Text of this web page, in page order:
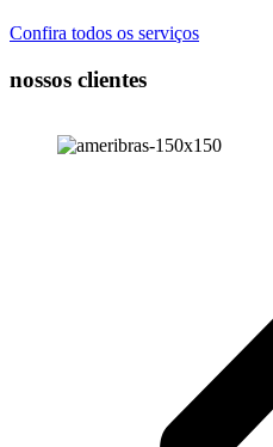
Confira todos os serviços
nossos clientes